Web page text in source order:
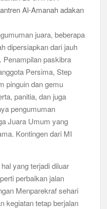
juara, beberapa
dipersiapkan dari jauh
Penampilan paskibra
Persima, Step
pinguin dan gemu
panitia, dan juga
pengumuman
Juara Umum yang
Kontingen dari MI
yang terjadi diluar
perbaikan jalan
Menparekraf sehari
kegiatan tetap berjalan